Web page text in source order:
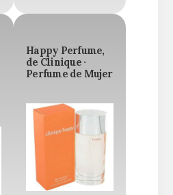
Happy Perfume,
de Clinique ·
Perfume de Mujer